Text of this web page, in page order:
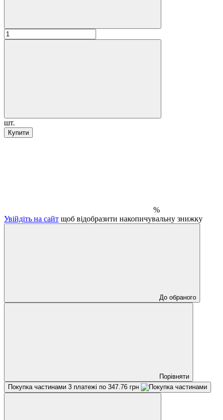
шт.
Купити
%
Увійдіть на сайт щоб відобразити накопичувальну знижку
До обраного
Порівняти
Покупка частинами 3 платежі по 347.76 грн